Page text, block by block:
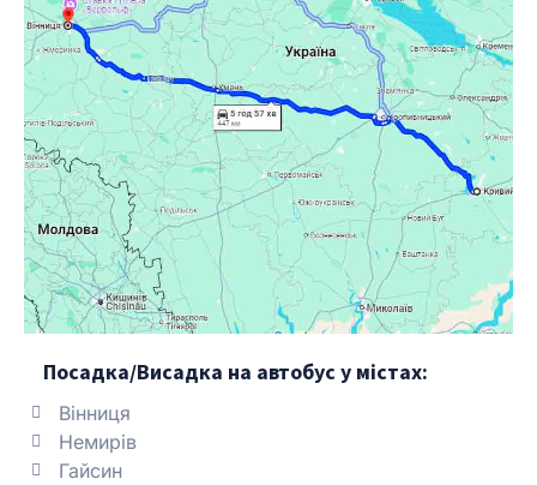
Посадка/Висадка на автобус у містах:
Вінниця
Немирів
Гайсин